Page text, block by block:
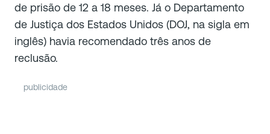
de prisão de 12 a 18 meses. Já o Departamento
de Justiça dos Estados Unidos (DOJ, na sigla em
inglês) havia recomendado três anos de
reclusão.
publicidade